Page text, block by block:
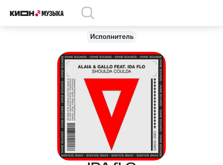
Исполнитель